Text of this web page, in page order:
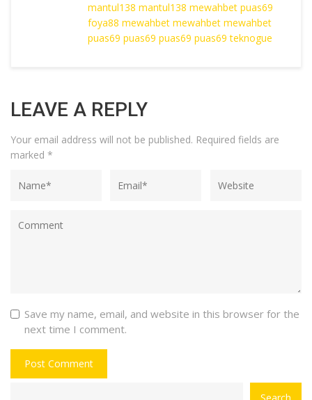
mantul138 mantul138 mewahbet puas69
foya88 mewahbet mewahbet mewahbet
puas69 puas69 puas69 puas69 teknogue
LEAVE A REPLY
Your email address will not be published. Required fields are
marked *
Save my name, email, and website in this browser for the
next time I comment.